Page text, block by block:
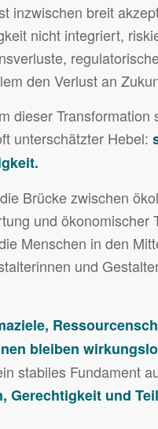
inzwischen breit
nicht integriert,
den Verlust an
dieser Transformation
unterschätzter Hebel:
Brücke zwischen
und ökonomischer
Menschen in den
und
bleiben
stabiles Fundament
Gerechtigkeit und